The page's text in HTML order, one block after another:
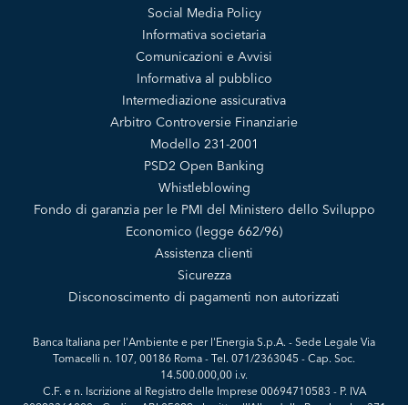
Social Media Policy
Informativa societaria
Comunicazioni e Avvisi
Informativa al pubblico
Intermediazione assicurativa
Arbitro Controversie Finanziarie
Modello 231-2001
PSD2 Open Banking
Whistleblowing
Fondo di garanzia per le PMI del Ministero dello Sviluppo
Economico (legge 662/96)
Assistenza clienti
Sicurezza
Disconoscimento di pagamenti non autorizzati
Banca Italiana per l'Ambiente e per l'Energia S.p.A. - Sede Legale Via
Tomacelli n. 107, 00186 Roma - Tel. 071/2363045 - Cap. Soc.
14.500.000,00 i.v.
C.F. e n. Iscrizione al Registro delle Imprese 00694710583 - P. IVA